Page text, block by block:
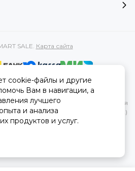
SALE. Карта сайта
сайте информация, касающаяся
товаров и услуг, носит
и ни при каких условиях не является
положениями Статьи 437(2)
кодекса РФ.
cookie-файлы и другие
Вам в навигации, а
лучшего
и анализа
продуктов и услуг.